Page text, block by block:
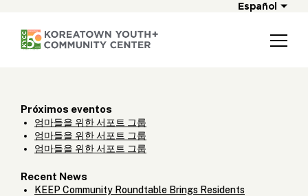
Español
Próximos eventos
엄마들을 위한 서포트 그룹
엄마들을 위한 서포트 그룹
엄마들을 위한 서포트 그룹
Recent News
KEEP Community Roundtable Brings Residents